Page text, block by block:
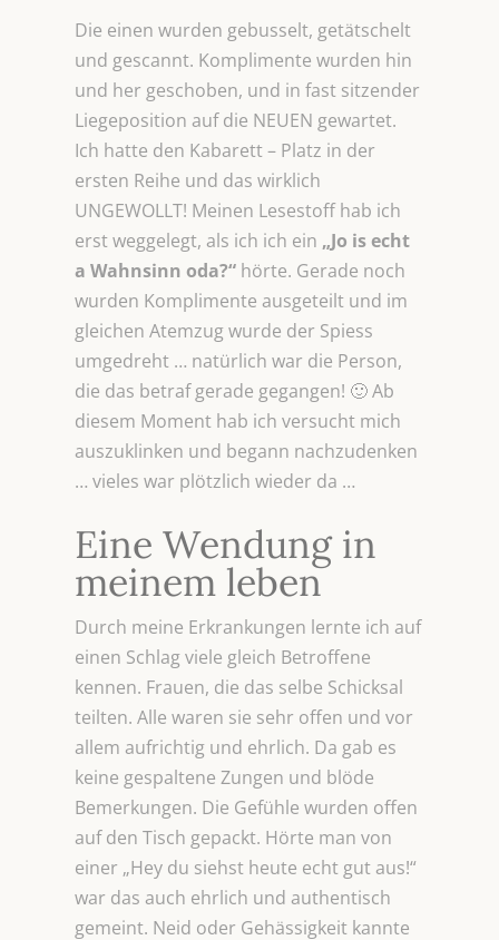
Die einen wurden gebusselt, getätschelt
und gescannt. Komplimente wurden hin
und her geschoben, und in fast sitzender
Liegeposition auf die NEUEN gewartet.
Ich hatte den Kabarett – Platz in der
ersten Reihe und das wirklich
UNGEWOLLT! Meinen Lesestoff hab ich
erst weggelegt, als ich ich ein „Jo is echt
a Wahnsinn oda?“ hörte. Gerade noch
wurden Komplimente ausgeteilt und im
gleichen Atemzug wurde der Spiess
umgedreht … natürlich war die Person,
die das betraf gerade gegangen! 🙂 Ab
diesem Moment hab ich versucht mich
auszuklinken und begann nachzudenken
… vieles war plötzlich wieder da …
Eine Wendung in
meinem leben
Durch meine Erkrankungen lernte ich auf
einen Schlag viele gleich Betroffene
kennen. Frauen, die das selbe Schicksal
teilten. Alle waren sie sehr offen und vor
allem aufrichtig und ehrlich. Da gab es
keine gespaltene Zungen und blöde
Bemerkungen. Die Gefühle wurden offen
auf den Tisch gepackt. Hörte man von
einer „Hey du siehst heute echt gut aus!“
war das auch ehrlich und authentisch
gemeint. Neid oder Gehässigkeit kannte